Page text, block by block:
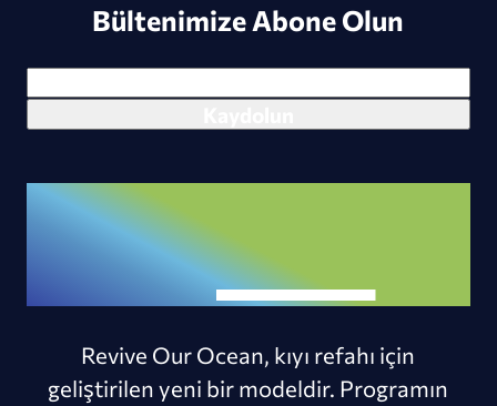
Bültenimize Abone Olun
Revive Our Ocean, kıyı refahı için
geliştirilen yeni bir modeldir. Programın